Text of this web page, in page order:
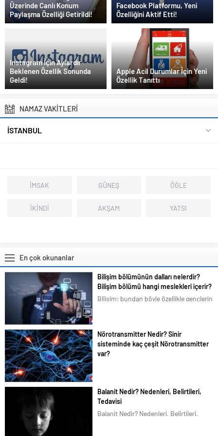
Üzerinde Canlı Konum
Paylaşma Özelliği Getirildi!
Facebook Platformu, Yeni
Özelliğini Aktif Etti!
Instagram İçin Aylardır
Beklenen Özellik Sonunda
Geldi!
Apple Acil Durumlar İçin Yeni
Özellik Tanıttı
NAMAZ VAKİTLERİ
İSTANBUL
İMSAK GÜNEŞ ÖĞLE
İKİNDİ AKŞAM YATSI
En çok okunanlar
Bilişim bölümünün dalları nelerdir?
Bilişim bölümü hangi meslekleri içerir?
Bilişim; bundan böyle özellikle gençlerin
en basit bir şeyi bile akıllı telefonlarımız
üzerindeki uygulamalardan...
Nörotransmitter Nedir? Sinir
sisteminde kaç çeşit Nörotransmitter
var?
kablosuz olarak birbirleriyle elektrik
sinyalleri üzerinden haberleşiyor. Sinir
haberleşmesinin temel taşı ise
Balanit Nedir? Nedenleri, Belirtileri,
Tedavisi
Balanit Nedir? Nedenleri, Belirtileri,